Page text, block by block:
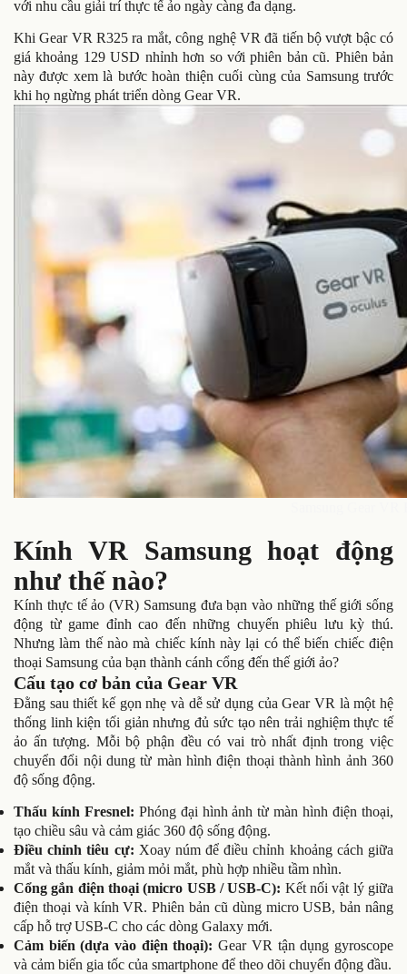
với nhu cầu giải trí thực tế ảo ngày càng đa dạng.
Khi Gear VR R325 ra mắt, công nghệ VR đã tiến bộ vượt bậc có
giá khoảng 129 USD nhỉnh hơn so với phiên bản cũ. Phiên bản
này được xem là bước hoàn thiện cuối cùng của Samsung trước
khi họ ngừng phát triển dòng Gear VR.
Kính VR Samsung hoạt động
như thế nào?
Kính thực tế ảo (VR) Samsung đưa bạn vào những thế giới sống
động từ game đỉnh cao đến những chuyến phiêu lưu kỳ thú.
Nhưng làm thế nào mà chiếc kính này lại có thể biến chiếc điện
thoại Samsung của bạn thành cánh cổng đến thế giới ảo?
Cấu tạo cơ bản của Gear VR
Đằng sau thiết kế gọn nhẹ và dễ sử dụng của Gear VR là một hệ
thống linh kiện tối giản nhưng đủ sức tạo nên trải nghiệm thực tế
ảo ấn tượng. Mỗi bộ phận đều có vai trò nhất định trong việc
chuyển đổi nội dung từ màn hình điện thoại thành hình ảnh 360
độ sống động.
Thấu kính Fresnel: Phóng đại hình ảnh từ màn hình điện thoại,
tạo chiều sâu và cảm giác 360 độ sống động.
Điều chỉnh tiêu cự: Xoay núm để điều chỉnh khoảng cách giữa
mắt và thấu kính, giảm mỏi mắt, phù hợp nhiều tầm nhìn.
Cổng gắn điện thoại (micro USB / USB-C): Kết nối vật lý giữa
điện thoại và kính VR. Phiên bản cũ dùng micro USB, bản nâng
cấp hỗ trợ USB-C cho các dòng Galaxy mới.
Cảm biến (dựa vào điện thoại):Gear VR tận dụng gyroscope
và cảm biến gia tốc của smartphone để theo dõi chuyển động đầu.